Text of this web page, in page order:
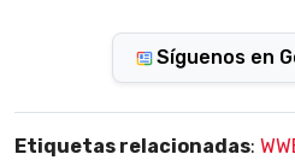
Síguenos en
Etiquetas relacionadas: